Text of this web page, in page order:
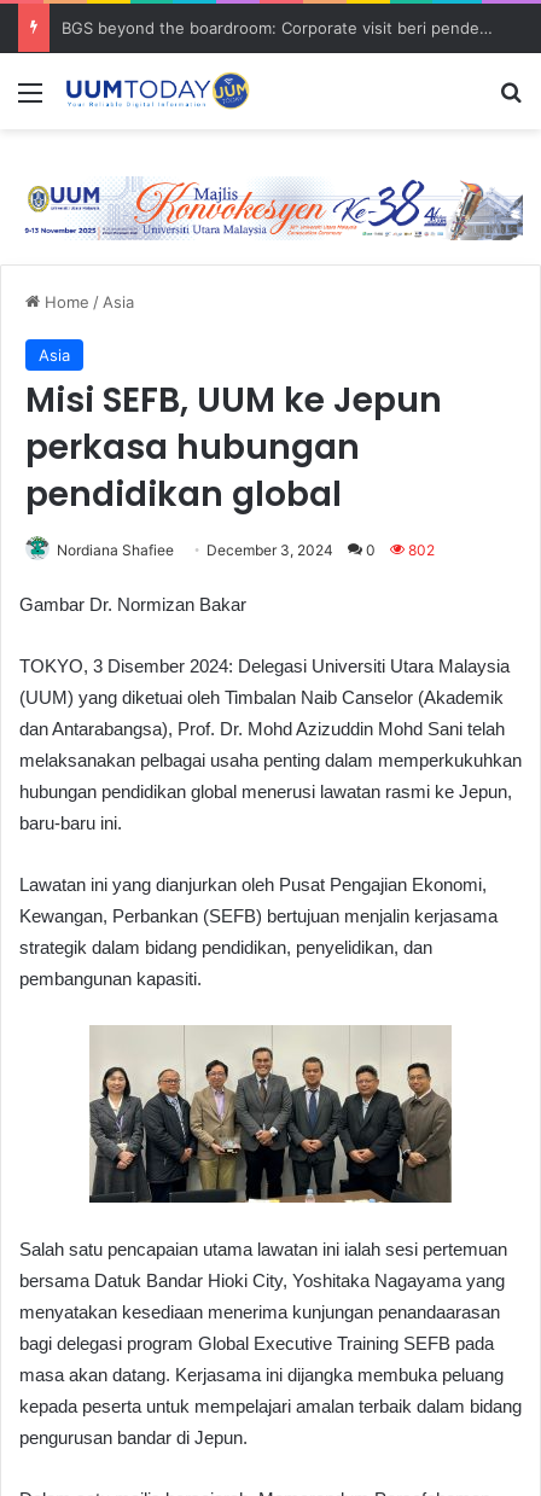
BGS beyond the boardroom: Corporate visit beri pendedahan dunia korporat kepada PELAJAR UUM
Menu
Home / Asia
Asia
Misi SEFB, UUM ke Jepun
perkasa hubungan
pendidikan global
Nordiana Shafiee December 3, 2024 0 802
Gambar Dr. Normizan Bakar
TOKYO, 3 Disember 2024: Delegasi Universiti Utara Malaysia
(UUM) yang diketuai oleh Timbalan Naib Canselor (Akademik
dan Antarabangsa), Prof. Dr. Mohd Azizuddin Mohd Sani telah
melaksanakan pelbagai usaha penting dalam memperkukuhkan
hubungan pendidikan global menerusi lawatan rasmi ke Jepun,
baru-baru ini.
Lawatan ini yang dianjurkan oleh Pusat Pengajian Ekonomi,
Kewangan, Perbankan (SEFB) bertujuan menjalin kerjasama
strategik dalam bidang pendidikan, penyelidikan, dan
pembangunan kapasiti.
Salah satu pencapaian utama lawatan ini ialah sesi pertemuan
bersama Datuk Bandar Hioki City, Yoshitaka Nagayama yang
menyatakan kesediaan menerima kunjungan penandaarasan
bagi delegasi program Global Executive Training SEFB pada
masa akan datang. Kerjasama ini dijangka membuka peluang
kepada peserta untuk mempelajari amalan terbaik dalam bidang
pengurusan bandar di Jepun.